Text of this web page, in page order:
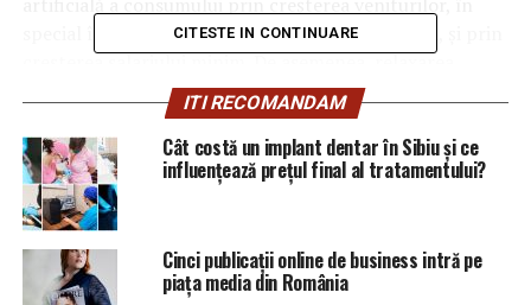
special în sectorul public, fără o bază economică, şi prin
creşterea salariului minim.De asemenea, relaxarea
condiţiilor de creditare care a dus la creşterea
consumului artificial, care nu este bazată pe realităţile
economice şi pe puterea reală de cumpărare a
populaţiei. Asta a dezechilibrat balanţa comercială,
deficitul comercial a fost într-o creştere permanentă,
asta a pus presiune pe leu, asta a generat creşteri de
preţuri, a dus la inflaţie. Avem cea mai mare inflaţie din
Uniunea Europeană”, a declarat preşedintele PNL.
CITESTE IN CONTINUARE
ITI RECOMANDAM
Cât costă un implant dentar în Sibiu și ce
influențează prețul final al tratamentului?
Cinci publicații online de business intră pe
piața media din România